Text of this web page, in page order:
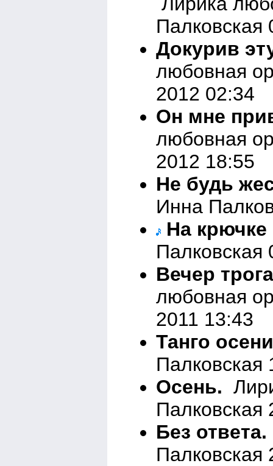
Палковская
Докурив
любовная
2012 02:34
Он мне
любовная
2012 18:55
Не будь
Инна
На крючке
Палковская
Вечер
любовная
2011 13:43
Танго
Палковская
Осень.
Палковская
Без ответа.
Палковская